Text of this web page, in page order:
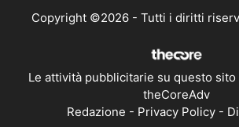
Copyright ©2026 - Tutti i diritti
Le attività pubblicitarie su questo
theCoreAdv
Redazione - Privacy Policy-